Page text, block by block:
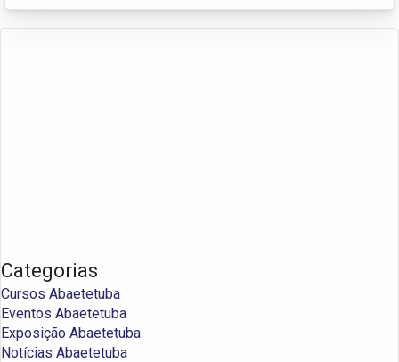
Categorias
Cursos Abaetetuba
Eventos Abaetetuba
Exposição Abaetetuba
Notícias Abaetetuba